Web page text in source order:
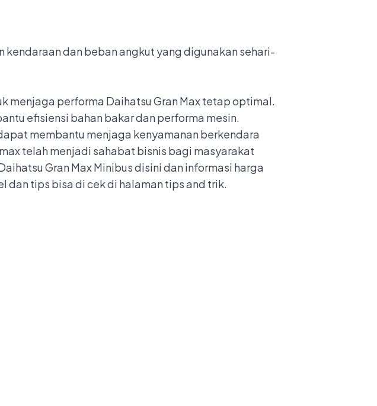
dan beban angkut yang digunakan sehari-
menjaga performa Daihatsu Gran Max tetap optimal.
efisiensi bahan bakar dan performa mesin.
membantu menjaga kenyamanan berkendara
telah menjadi sahabat bisnis bagi masyarakat
Gran Max Minibus disinidan informasi harga
dan tips bisa di cek di halamantips and trik.